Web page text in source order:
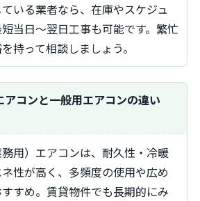
いる業者なら、在庫やスケジュ
当日～翌日工事も可能です。繁忙
持って相談しましょう。
アコンと一般用エアコンの違い
性が高く、多頻度の使用や広め
すめ。賃貸物件でも長期的にみ